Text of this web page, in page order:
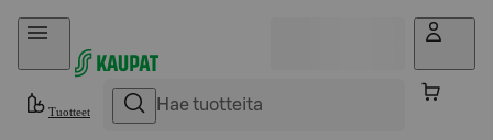
Hyppää sisältöön
Tuotteet